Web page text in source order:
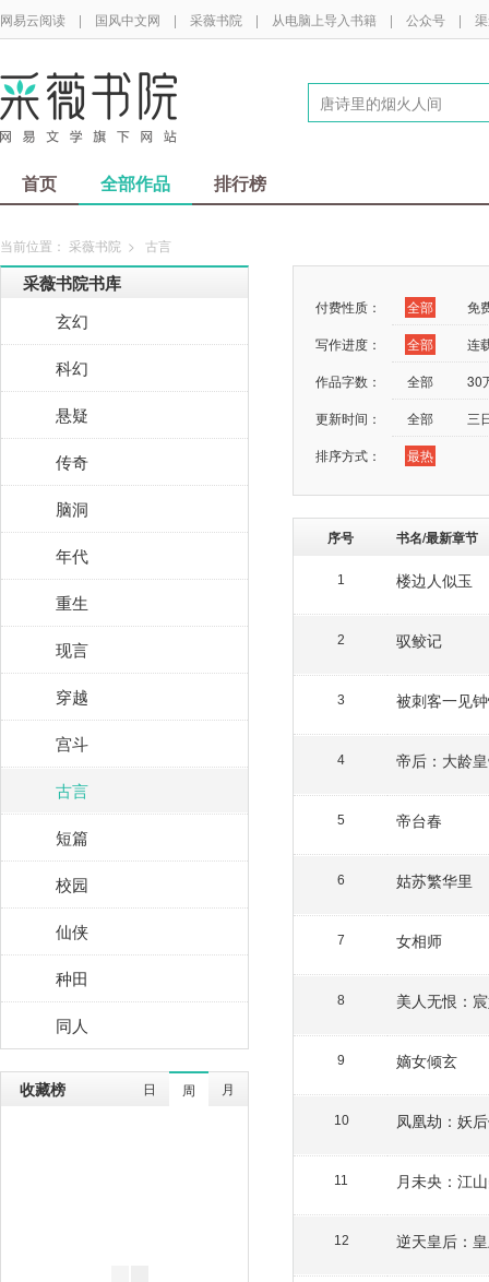
网易云阅读 | 国风中文网 | 采薇书院 | 从电脑上导入书籍 | 公众号 |
首页 全部作品 排行榜
当前位置： 采薇书院 > 古言
采薇书院书库
玄幻
科幻
悬疑
传奇
脑洞
年代
重生
现言
穿越
宫斗
古言
短篇
校园
仙侠
种田
同人
收藏榜 日 周 月
付费性质： 全部
免
写作进度：
全部
连
作品字数：
全部
30
更新时间：
全部
三
排序方式：
最热
序号 书名/最新章节
1 楼边人似玉
2 驭鲛记
3 被刺客一见
4 帝后：大龄
5 帝台春
6 姑苏繁华里
7 女相师
8 美人无恨：
9 嫡女倾玄
10 凤凰劫：妖
11 月未央：江
12 逆天皇后：